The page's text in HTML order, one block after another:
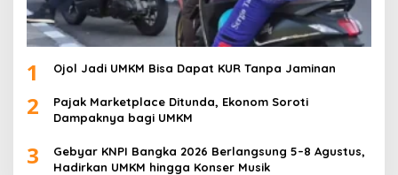
1 Ojol Jadi UMKM Bisa Dapat KUR Tanpa Jaminan
2
Pajak Marketplace Ditunda, Ekonom Soroti
Dampaknya bagi UMKM
3
Gebyar KNPI Bangka 2026 Berlangsung 5–8 Agustus,
Hadirkan UMKM hingga Konser Musik